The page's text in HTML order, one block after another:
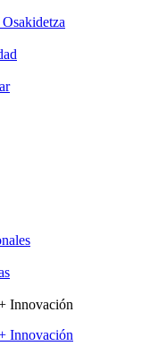
Innovación
Innovación